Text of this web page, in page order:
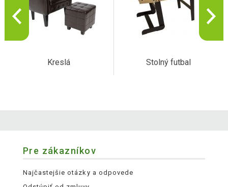
Kreslá Stolný futbal
Pre zákazníkov
Najčastejšie otázky a odpovede